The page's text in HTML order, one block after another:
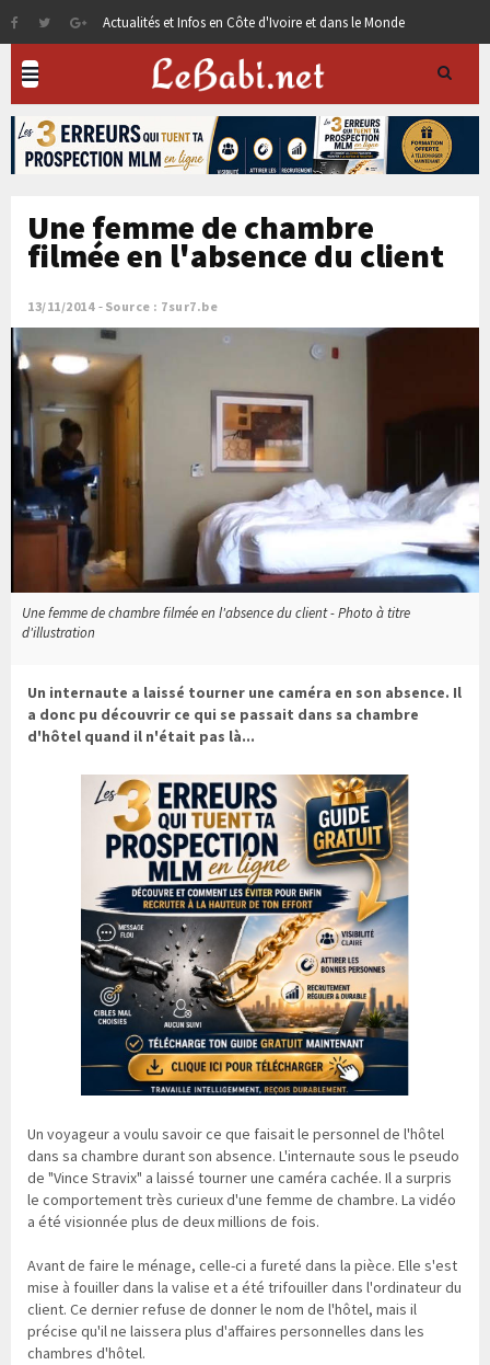
Actualités et Infos en Côte d'Ivoire et dans le Monde
Une femme de chambre
filmée en l'absence du client
13/11/2014 Source : 7sur7.be
Une femme de chambre filmée en l'absence du client - Photo à titre
d'illustration
Un internaute a laissé tourner une caméra en son absence. Il
a donc pu découvrir ce qui se passait dans sa chambre
d'hôtel quand il n'était pas là...
Un voyageur a voulu savoir ce que faisait le personnel de l'hôtel
dans sa chambre durant son absence. L'internaute sous le pseudo
de "Vince Stravix" a laissé tourner une caméra cachée. Il a surpris
le comportement très curieux d'une femme de chambre. La vidéo
a été visionnée plus de deux millions de fois.
Avant de faire le ménage, celle-ci a fureté dans la pièce. Elle s'est
mise à fouiller dans la valise et a été trifouiller dans l'ordinateur du
client. Ce dernier refuse de donner le nom de l'hôtel, mais il
précise qu'il ne laissera plus d'affaires personnelles dans les
chambres d'hôtel.